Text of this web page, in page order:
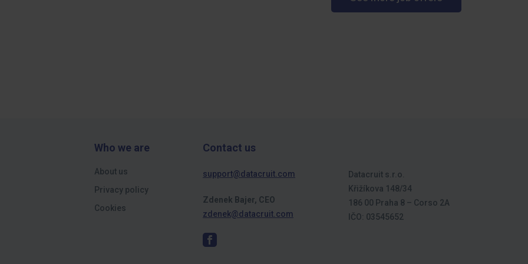
Who we are
About us
Privacy policy
Cookies
Contact us
support@datacruit.com
Zdenek Bajer, CEO
zdenek@datacruit.com
Datacruit s.r.o.
Křižíkova 148/34
186 00 Praha 8 – Corso 2A
IČO: 03545652